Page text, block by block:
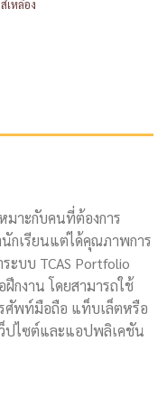
สีเหลือง
าะกับคนที่ต้องการ
กเรียนแต่ได้คุณภาพการ
ะบบ TCAS Portfolio
กงาน โดยสามารถใช้
ศัพท์มือถือ แท็บเล็ตหรือ
ปไซต์และแอปพลิเคชัน